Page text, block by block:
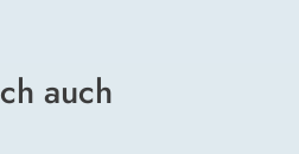
auch